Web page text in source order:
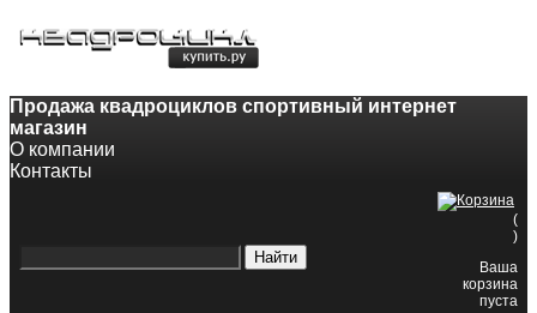
Продажа квадроциклов спортивный интернет
магазин
О компании
Контакты
(
)
Ваша
корзина
пуста